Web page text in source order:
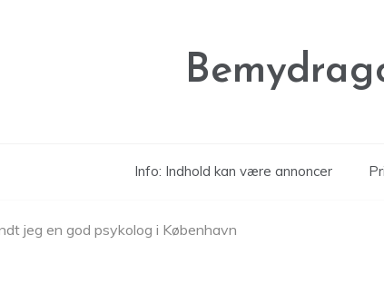
Info: Indhold kan være annoncer
jeg en god psykolog i København